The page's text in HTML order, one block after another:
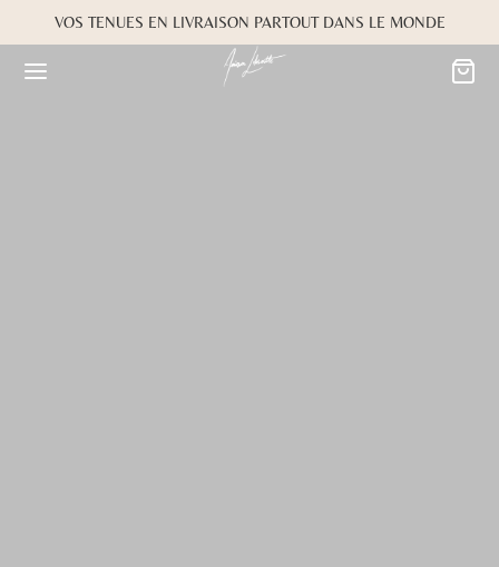
VOS TENUES EN LIVRAISON PARTOUT DANS LE MONDE